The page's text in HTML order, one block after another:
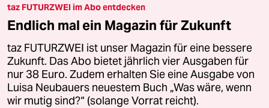
taz FUTURZWEI im Abo entdecken
Endlich mal ein Magazin für Zukunft
taz FUTURZWEI ist unser Magazin für eine bessere
Zukunft. Das Abo bietet jährlich vier Ausgaben für
nur 38 Euro. Zudem erhalten Sie eine Ausgabe von
Luisa Neubauers neuestem Buch „Was wäre, wenn
wir mutig sind?“ (solange Vorrat reicht).